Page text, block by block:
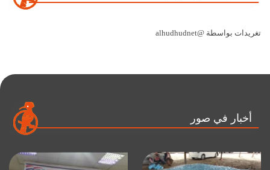
تغريدات بواسطة @alhudhudnet
أخبار في صور